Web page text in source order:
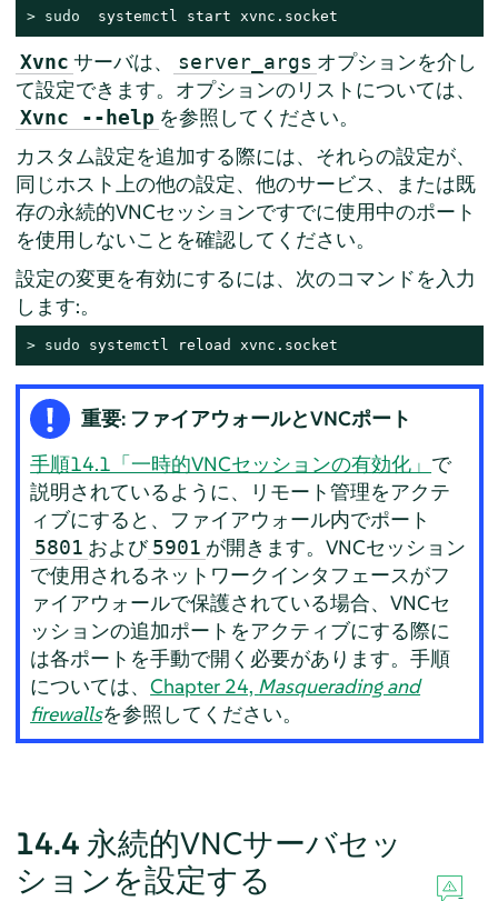
> sudo
  systemctl start xvnc.socket
Xvnc サーバは、 server_args オプションを介し
て設定できます。オプションのリストについては、
Xvnc --help を参照してください。
カスタム設定を追加する際には、それらの設定が、
同じホスト上の他の設定、他のサービス、または既
存の永続的VNCセッションですでに使用中のポート
を使用しないことを確認してください。
設定の変更を有効にするには、次のコマンドを入力
します:。
> sudo systemctl reload xvnc.socket
重要: ファイアウォールとVNCポート
手順14.1「一時的VNCセッションの有効化」 で
説明されているように、リモート管理をアクテ
ィブにすると、ファイアウォール内でポート
5801 および 5901 が開きます。VNCセッション
で使用されるネットワークインタフェースがフ
ァイアウォールで保護されている場合、VNCセ
ッションの追加ポートをアクティブにする際に
は各ポートを手動で開く必要があります。手順
については、Chapter 24, Masquerading and
firewallsを参照してください。
14.4 永続的VNCサーバセッ
ションを設定する